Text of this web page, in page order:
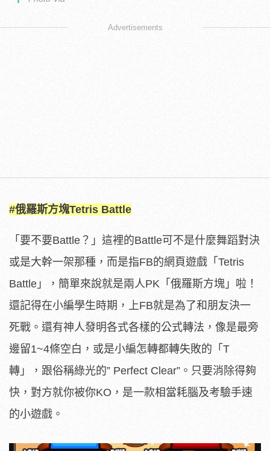
Advertisements
#俄羅斯方塊Tetris Battle
「要不要Battle？」這裡的Battle可不是什麼舞蹈對決
或是大幹一架那種，而是指FB的網頁遊戲「Tetris
Battle」，簡單來說就是兩人PK「俄羅斯方塊」啦！
還記得在小編學生時期，上FB就是為了和朋友決一
死戰。還有神人發明各式各樣的公式轉法，像是最旁
邊留1~4條空白，或是小編怎轉都轉失敗的「T
轉」，跟俗稱綠光的” Perfect Clear”。只要消除得夠
快，對方就你被你KO，是一款相當耗腦及考驗手速
的小遊戲。